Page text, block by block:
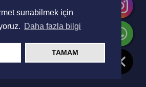
sunabilmek için
Daha fazla bilgi
TAMAM
Design byJovia Ajans